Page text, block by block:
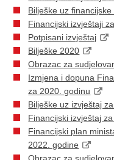
Bilješke uz
Financijski izvještaji
Potpisani izvještaj
Bilješke 2020
Obrazac za
Izmjena i dopuna
za 2020. godinu
Bilješke uz izvještaj
Financijski izvještaj
Financijski plan
2022. godine